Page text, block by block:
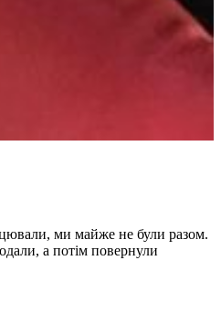
ми майже не були разом.
а потім повернули